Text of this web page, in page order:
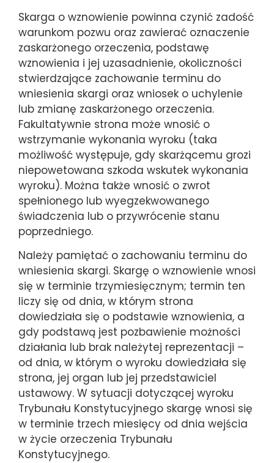
Skarga o wznowienie powinna czynić zadość
warunkom pozwu oraz zawierać oznaczenie
zaskarżonego orzeczenia, podstawę
wznowienia i jej uzasadnienie, okoliczności
stwierdzające zachowanie terminu do
wniesienia skargi oraz wniosek o uchylenie
lub zmianę zaskarżonego orzeczenia.
Fakultatywnie strona może wnosić o
wstrzymanie wykonania wyroku (taka
możliwość występuje, gdy skarżącemu grozi
niepowetowana szkoda wskutek wykonania
wyroku). Można także wnosić o zwrot
spełnionego lub wyegzekwowanego
świadczenia lub o przywrócenie stanu
poprzedniego.
Należy pamiętać o zachowaniu terminu do
wniesienia skargi. Skargę o wznowienie wnosi
się w terminie trzymiesięcznym; termin ten
liczy się od dnia, w którym strona
dowiedziała się o podstawie wznowienia, a
gdy podstawą jest pozbawienie możności
działania lub brak należytej reprezentacji –
od dnia, w którym o wyroku dowiedziała się
strona, jej organ lub jej przedstawiciel
ustawowy. W sytuacji dotyczącej wyroku
Trybunału Konstytucyjnego skargę wnosi się
w terminie trzech miesięcy od dnia wejścia
w życie orzeczenia Trybunału
Konstytucyjnego.